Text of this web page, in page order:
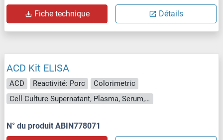
Fiche technique Détails
ACD Kit ELISA
ACD Reactivité: Porc
Colorimetric
Cell Culture Supernatant, Plasma, Serum, Tissue Homogenate
N° du produit ABIN778071